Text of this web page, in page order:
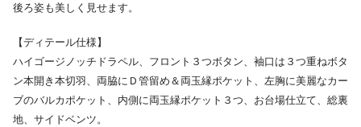
後ろ姿も美しく見せます。
【ディテール仕様】
ハイゴージノッチドラペル、フロント３つボタン、袖口は３つ重ねボタ
ン本開き本切羽、両脇にＤ管留め＆両玉縁ポケット、左胸に美麗なカー
ブのバルカポケット、内側に両玉縁ポケット３つ、お台場仕立て、総裏
地、サイドベンツ。